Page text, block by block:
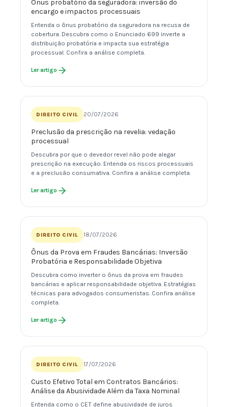
Ônus probatório da seguradora: inversão do
encargo e impactos processuais
Entenda o ônus probatório da seguradora na recusa de
cobertura. Descubra como o Enunciado 699 inverte a
distribuição probatória e impacta sua estratégia
processual. Confira a análise completa.
Ler artigo
DIREITO CIVIL 20/07/2026
Preclusão da prescrição na revelia: vedação
processual
Descubra por que o devedor revel não pode alegar
prescrição na execução. Entenda os riscos processuais
e a preclusão consumativa. Confira a análise completa.
Ler artigo
DIREITO CIVIL 18/07/2026
Ônus da Prova em Fraudes Bancárias: Inversão
Probatória e Responsabilidade Objetiva
Descubra como inverter o ônus da prova em fraudes
bancárias e aplicar responsabilidade objetiva. Estratégias
técnicas para advogados consumeristas. Confira análise
completa.
Ler artigo
DIREITO CIVIL 17/07/2026
Custo Efetivo Total em Contratos Bancários:
Análise da Abusividade Além da Taxa Nominal
Entenda como o CET define abusividade de juros